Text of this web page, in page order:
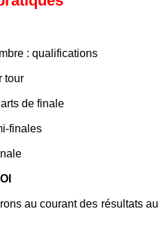
: qualifications
tour
de finale
finales
au courant des résultats au